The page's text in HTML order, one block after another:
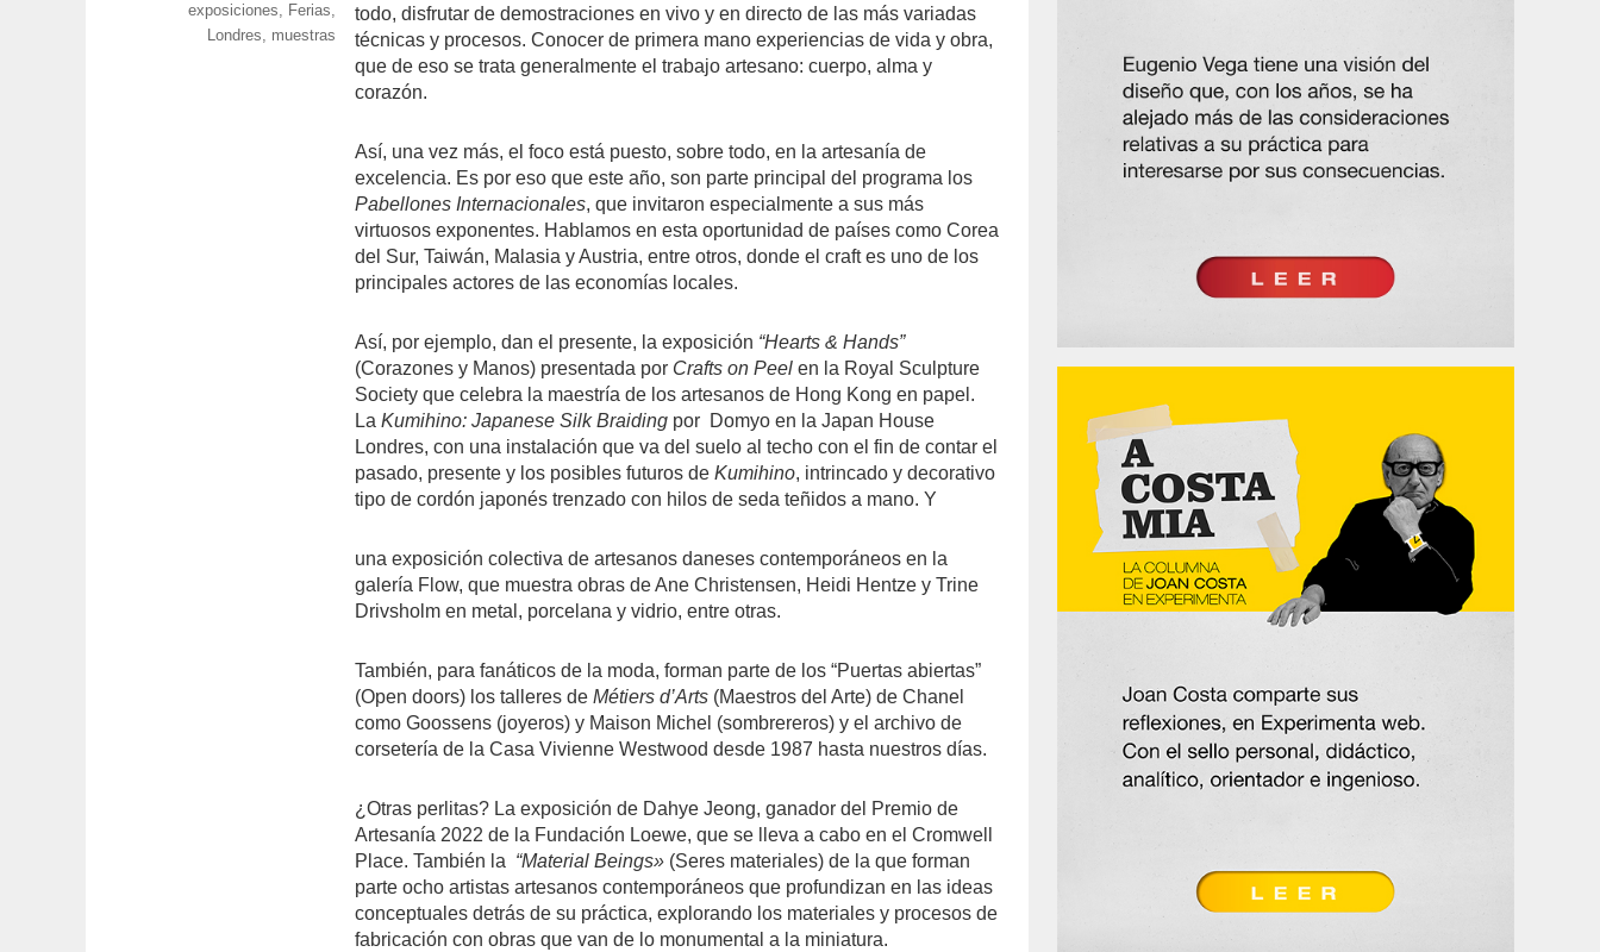
todo, disfrutar de demostraciones en vivo y en directo de las más variadas
técnicas y procesos. Conocer de primera mano experiencias de vida y obra,
que de eso se trata generalmente el trabajo artesano: cuerpo, alma y
corazón.
Así, una vez más, el foco está puesto, sobre todo, en la artesanía de
excelencia. Es por eso que este año, son parte principal del programa los
Pabellones Internacionales, que invitaron especialmente a sus más
virtuosos exponentes. Hablamos en esta oportunidad de países como Corea
del Sur, Taiwán, Malasia y Austria, entre otros, donde el craft es uno de los
principales actores de las economías locales.
Así, por ejemplo, dan el presente, la exposición “Hearts & Hands”
(Corazones y Manos) presentada por Crafts on Peel en la Royal Sculpture
Society que celebra la maestría de los artesanos de Hong Kong en papel.
LaKumihino: Japanese Silk Braiding por Domyo en la Japan House
Londres, con una instalación que va del suelo al techo con el fin de contar el
pasado, presente y los posibles futuros deKumihino, intrincado y decorativo
tipo de cordón japonés trenzado con hilos de seda teñidos a mano. Y
una exposición colectiva de artesanos daneses contemporáneos en la
galería Flow, que muestra obras de Ane Christensen, Heidi Hentze y Trine
Drivsholm en metal, porcelana y vidrio, entre otras.
También, para fanáticos de la moda, forman parte de los “Puertas abiertas”
(Open doors) los talleres deMétiers d’Arts (Maestros del Arte) de Chanel
como Goossens (joyeros) y Maison Michel (sombrereros) y el archivo de
corsetería de la Casa Vivienne Westwood desde 1987 hasta nuestros días.
¿Otras perlitas? La exposición de Dahye Jeong, ganador del Premio de
Artesanía 2022 de la Fundación Loewe, que se lleva a cabo en el Cromwell
Place. También la “Material Beings» (Seres materiales) de la que forman
parte ocho artistas artesanos contemporáneos que profundizan en las ideas
conceptuales detrás de su práctica, explorando los materiales y procesos de
fabricación con obras que van de lo monumental a la miniatura.
Etiquetas
exposiciones, Ferias,
Londres, muestras